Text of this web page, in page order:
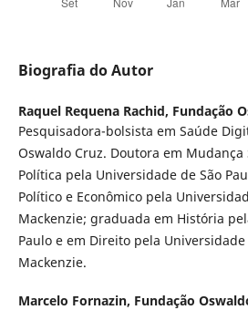
Biografia do Autor
Raquel Requena Rachid, Fundação
Pesquisadora-bolsista em Saúde
Oswaldo Cruz. Doutora em Mudança
Política pela Universidade de São
Político e Econômico pela
Mackenzie; graduada em História
Paulo e em Direito pela
Mackenzie.
Marcelo Fornazin, Fundação